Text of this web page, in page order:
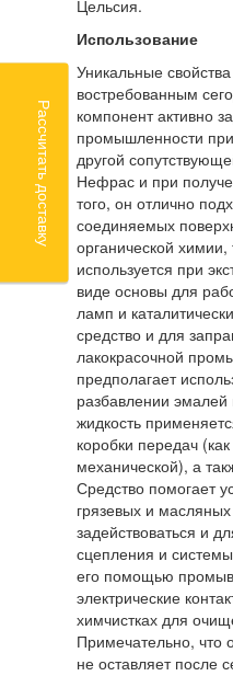
Цельсия.
Использование
Уникальные
востребованным
компонент активно
промышленности
другой
Нефрас и при
того, он отлично
соединяемых
органической
используется при
виде основы для
ламп и
средство и для
лакокрасочной
предполагает
разбавлении эмалей
жидкость
коробки передач
механической), а
Средство помогает
грязевых и
задействоваться и
сцепления и
его помощью
электрические
химчистках для
Примечательно, что
не оставляет после
Рассчитать доставку